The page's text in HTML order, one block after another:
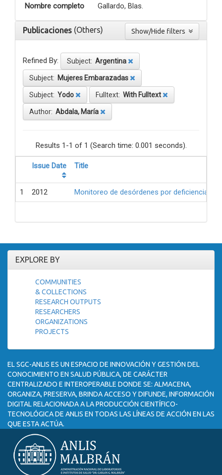
Nombre completo Gallardo, Blas.
Publicaciones (Others)
Refined By: Subject: Argentina
Subject: Mujeres Embarazadas
Subject: Yodo Fulltext: With Fulltext
Author: Abdala, María
Results 1-1 of 1 (Search time: 0.001 seconds).
Issue Date Title
1 2012 Monitoreo de desórdenes por deficiencia
EXPLORE BY
COMMUNITIES
& COLLECTIONS
RESEARCH OUTPUTS
RESEARCHERS
ORGANIZATIONS
PROJECTS
EL SGC-ANLIS ES UN ESPACIO DE INNOVACIÓN Y GESTIÓN DEL
CONOCIMIENTO EN SALUD PÚBLICA, DE CARÁCTER
CENTRALIZADO E INTEROPERABLE DONDE SE: ALMACENA,
ORGANIZA, PRESERVA, BRINDA ACCESO Y DIFUNDE, INFORMACIÓN
DIGITAL RELACIONADA A LA PRODUCCIÓN CIENTÍFICO-
TECNOLÓGICA DE ANLIS EN TODAS LAS LÍNEAS DE ACCIÓN EN LAS
QUE ESTA ACTÚA.